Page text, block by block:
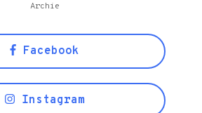
Archie
Facebook
Instagram